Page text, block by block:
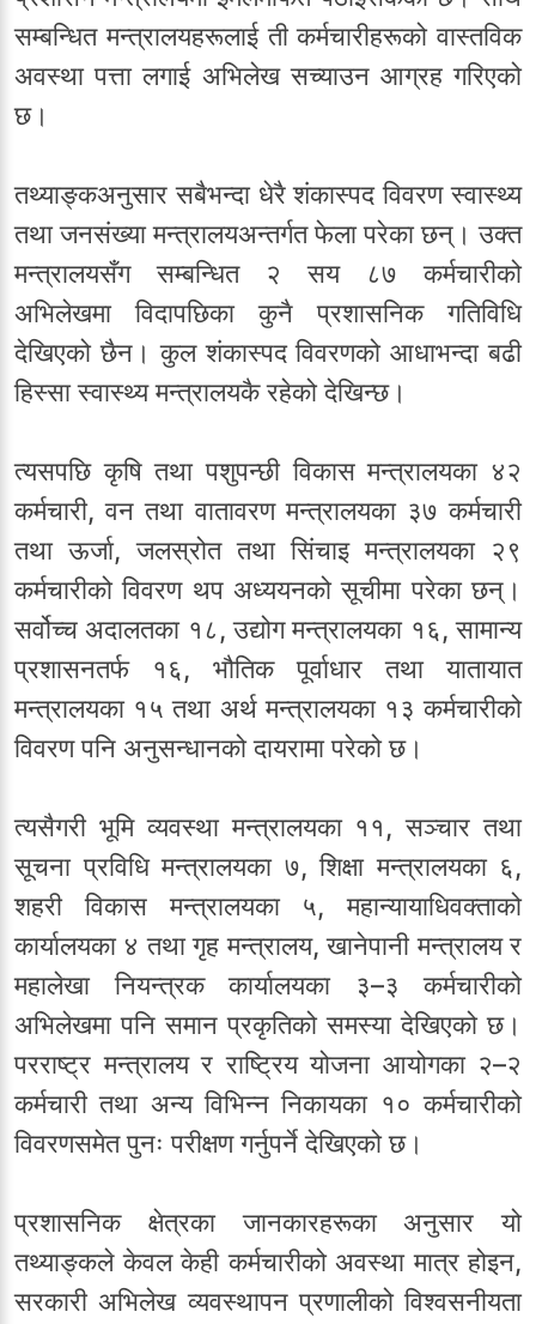
सम्बन्धित मन्त्रालयहरूलाई ती कर्मचारीहरूको वास्तविक
अवस्था पत्ता लगाई अभिलेख सच्याउन आग्रह गरिएको
छ।
तथ्याङ्कअनुसार सबैभन्दा धेरै शंकास्पद विवरण स्वास्थ्य
तथा जनसंख्या मन्त्रालयअन्तर्गत फेला परेका छन्। उक्त
मन्त्रालयसँग सम्बन्धित २ सय ८७ कर्मचारीको
अभिलेखमा विदापछिका कुनै प्रशासनिक गतिविधि
देखिएको छैन। कुल शंकास्पद विवरणको आधाभन्दा बढी
हिस्सा स्वास्थ्य मन्त्रालयकै रहेको देखिन्छ।
त्यसपछि कृषि तथा पशुपन्छी विकास मन्त्रालयका ४२
कर्मचारी, वन तथा वातावरण मन्त्रालयका ३७ कर्मचारी
तथा ऊर्जा, जलस्रोत तथा सिंचाइ मन्त्रालयका २९
कर्मचारीको विवरण थप अध्ययनको सूचीमा परेका छन्।
सर्वोच्च अदालतका १८, उद्योग मन्त्रालयका १६, सामान्य
प्रशासनतर्फ १६, भौतिक पूर्वाधार तथा यातायात
मन्त्रालयका १५ तथा अर्थ मन्त्रालयका १३ कर्मचारीको
विवरण पनि अनुसन्धानको दायरामा परेको छ।
त्यसैगरी भूमि व्यवस्था मन्त्रालयका ११, सञ्चार तथा
सूचना प्रविधि मन्त्रालयका ७, शिक्षा मन्त्रालयका ६,
शहरी विकास मन्त्रालयका ५, महान्यायाधिवक्ताको
कार्यालयका ४ तथा गृह मन्त्रालय, खानेपानी मन्त्रालय र
महालेखा नियन्त्रक कार्यालयका ३–३ कर्मचारीको
अभिलेखमा पनि समान प्रकृतिको समस्या देखिएको छ।
परराष्ट्र मन्त्रालय र राष्ट्रिय योजना आयोगका २–२
कर्मचारी तथा अन्य विभिन्न निकायका १० कर्मचारीको
विवरणसमेत पुनः परीक्षण गर्नुपर्ने देखिएको छ।
प्रशासनिक क्षेत्रका जानकारहरूका अनुसार यो
तथ्याङ्कले केवल केही कर्मचारीको अवस्था मात्र होइन,
सरकारी अभिलेख व्यवस्थापन प्रणालीको विश्वसनीयता